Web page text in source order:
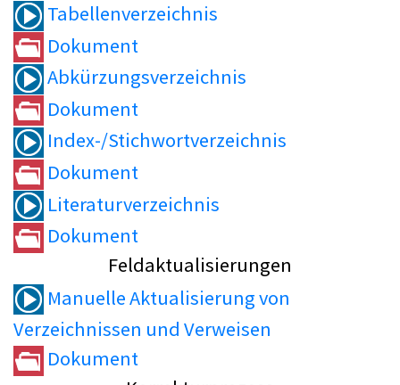
Tabellenverzeichnis
Dokument
Abkürzungsverzeichnis
Dokument
Index-/Stichwortverzeichnis
Dokument
Literaturverzeichnis
Dokument
Feldaktualisierungen
Manuelle Aktualisierung von
Verzeichnissen und Verweisen
Dokument